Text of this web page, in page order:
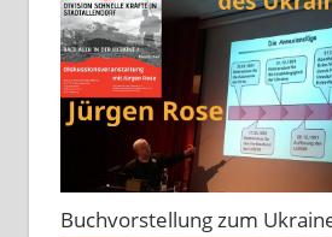
Buchvorstellung zum